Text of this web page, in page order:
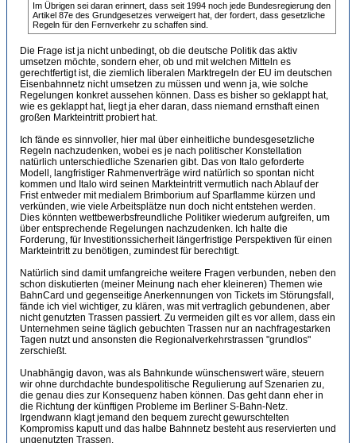
Im Übrigen sei daran erinnert, dass seit 1994 noch jede Bundesregierung den
Artikel 87e des Grundgesetzes verweigert hat, der fordert, dass gesetzliche
Regeln für den Fernverkehr zu schaffen sind.
Die Frage ist ja nicht unbedingt, ob die deutsche Politik das aktiv
umsetzen möchte, sondern eher, ob und mit welchen Mitteln es
gerechtfertigt ist, die ziemlich liberalen Marktregeln der EU im deutschen
Eisenbahnnetz nicht umsetzen zu müssen und wenn ja, wie solche
Regelungen konkret aussehen können. Dass es bisher so geklappt hat,
wie es geklappt hat, liegt ja eher daran, dass niemand ernsthaft einen
großen Markteintritt probiert hat.
Ich fände es sinnvoller, hier mal über einheitliche bundesgesetzliche
Regeln nachzudenken, wobei es je nach politischer Konstellation
natürlich unterschiedliche Szenarien gibt. Das von Italo geforderte
Modell, langfristiger Rahmenverträge wird natürlich so spontan nicht
kommen und Italo wird seinen Markteintritt vermutlich nach Ablauf der
Frist entweder mit medialem Brimborium auf Sparflamme kürzen und
verkünden, wie viele Arbeitsplätze nun doch nicht entstehen werden.
Dies könnten wettbewerbsfreundliche Politiker wiederum aufgreifen, um
über entsprechende Regelungen nachzudenken. Ich halte die
Forderung, für Investitionssicherheit längerfristige Perspektiven für einen
Markteintritt zu benötigen, zumindest für berechtigt.
Natürlich sind damit umfangreiche weitere Fragen verbunden, neben den
schon diskutierten (meiner Meinung nach eher kleineren) Themen wie
BahnCard und gegenseitige Anerkennungen von Tickets im Störungsfall,
fände ich viel wichtiger, zu klären, was mit vertraglich gebundenen, aber
nicht genutzten Trassen passiert. Zu vermeiden gilt es vor allem, dass ein
Unternehmen seine täglich gebuchten Trassen nur an nachfragestarken
Tagen nutzt und ansonsten die Regionalverkehrstrassen "grundlos"
zerschießt.
Unabhängig davon, was als Bahnkunde wünschenswert wäre, steuern
wir ohne durchdachte bundespolitische Regulierung auf Szenarien zu,
die genau dies zur Konsequenz haben können. Das geht dann eher in
die Richtung der künftigen Probleme im Berliner S-Bahn-Netz.
Irgendwann klagt jemand den bequem zurecht gewurschtelten
Kompromiss kaputt und das halbe Bahnnetz besteht aus reservierten und
ungenutzten Trassen.